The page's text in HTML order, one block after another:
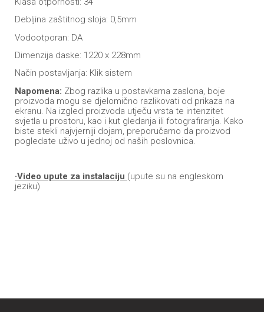
Debljina zaštitnog sloja: 0,5mm
Vodootporan: DA
Dimenzija daske: 1220 x 228mm
Način postavljanja: Klik sistem
Napomena: Zbog razlika u postavkama zaslona, boje
proizvoda mogu se djelomično razlikovati od prikaza na
ekranu. Na izgled proizvoda utječu vrsta te intenzitet
svjetla u prostoru, kao i kut gledanja ili fotografiranja. Kako
biste stekli najvjerniji dojam, preporučamo da proizvod
pogledate uživo u jednoj od naših poslovnica.
·Video upute za instalaciju (upute su na engleskom
jeziku)